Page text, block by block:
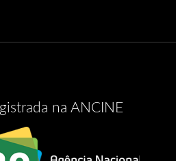
na ANCINE